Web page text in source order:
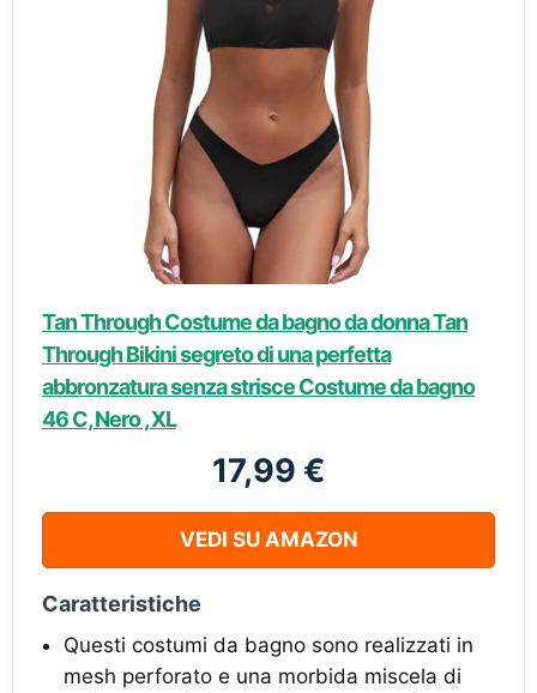
Tan Through Costume da bagno da donna Tan
Through Bikini segreto di una perfetta
abbronzatura senza strisce Costume da bagno
46 C, Nero , XL
17,99 €
VEDI SU AMAZON
Caratteristiche
Questi costumi da bagno sono realizzati in
mesh perforato e una morbida miscela di